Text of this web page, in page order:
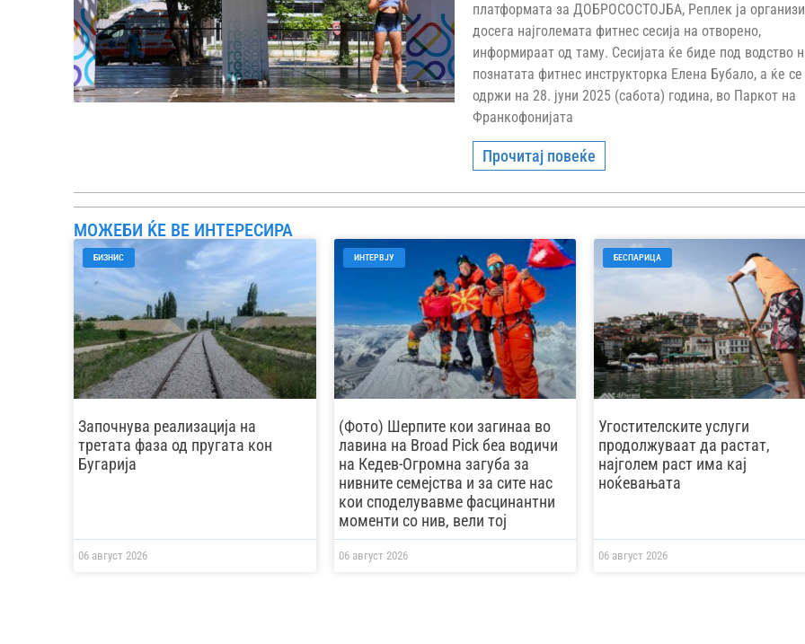
платформата за ДОБРОСОСТОЈБА, Реплек ja
досега најголемaтa фитнес сесија на отворено,
информираат од таму. Сесијата ќе биде под водство
познатата фитнес инструкторка Елена Бубало, а ќе се
одржи на 28. јуни 2025 (сабота) година, во Паркот на
Франкофонијата
Прочитај повеќе
МОЖЕБИ ЌЕ ВЕ ИНТЕРЕСИРА
БИЗНИС
Започнува реализација на
третата фаза од пругата кон
Бугарија
06 август 2026
ИНТЕРВЈУ
(Фото) Шерпите кои загинаа во
лавина на Broad Pick беа водичи
на Кедев-Oгромна загуба за
нивните семејства и за сите нас
кои споделувавме фасцинантни
моменти со нив, вели тој
06 август 2026
БЕСПАРИЦА
Угостителските услуги
продолжуваат да растат,
најголем раст има кај
ноќевањата
06 август 2026